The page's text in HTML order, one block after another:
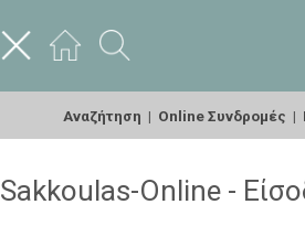
Αναζήτηση | Online Συνδρομές |
Sakkoulas-Online -